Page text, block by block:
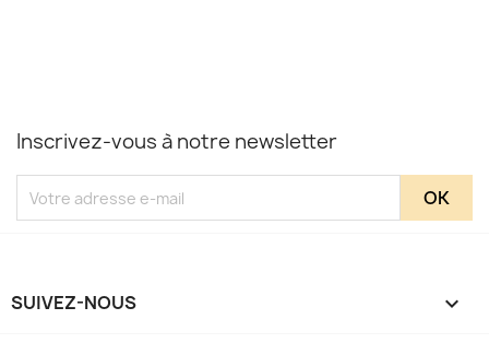
Inscrivez-vous à notre newsletter
SUIVEZ-NOUS 